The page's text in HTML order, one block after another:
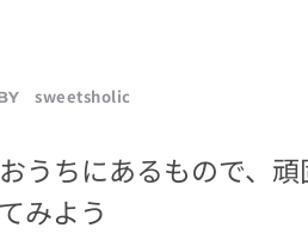
sweetsholic
うちにあるもので、頑
みよう